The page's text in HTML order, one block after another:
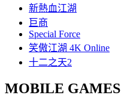
新熱血江湖
巨商
Special Force
笑傲江湖 4K Online
十二之天2
MOBILE GAMES